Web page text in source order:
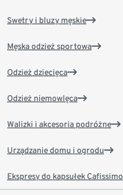
Swetry i bluzy męskie
Męska odzież sportowa
Odzież dziecięca
Odzież niemowlęca
Walizki i akcesoria podróżne
Urządzanie domu i ogrodu
Ekspresy do kapsułek Cafissimo